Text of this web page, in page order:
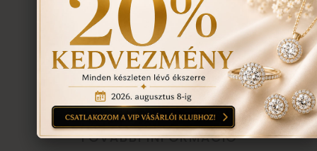
VISSZA A TERMÉKEKHEZ
EGYEZTETÉS
TOVÁBBI INFORMÁCIÓ